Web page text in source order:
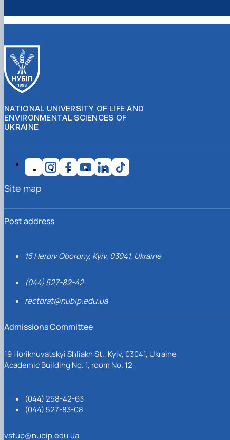
NATIONAL UNIVERSITY OF LIFE AND
ENVIRONMENTAL SCIENCES OF
UKRAINE
Post address
15 Heroiv Oborony, Kyiv, 03041, Ukraine
(044) 527-82-42
rectorat@nubip.edu.ua
Admissions Committee
19 Horikhuvatskyi Shliakh St., Kyiv, 03041, Ukraine
Academic Building No. 1, room No. 12
(044) 258-42-63
(044) 527-83-08
vstup@nubip.edu.ua
Site map